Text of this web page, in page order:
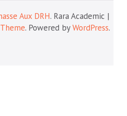
Aux DRH. Rara Academic |
. Powered byWordPress.